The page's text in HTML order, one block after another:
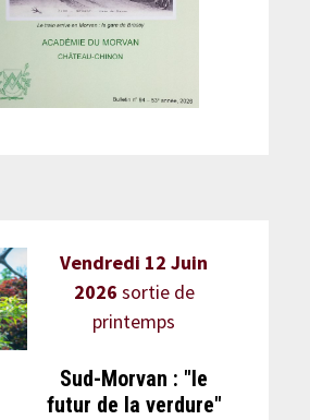
Vendredi 12 Juin
2026 sortie de
printemps
Sud-Morvan : "le
futur de la verdure"